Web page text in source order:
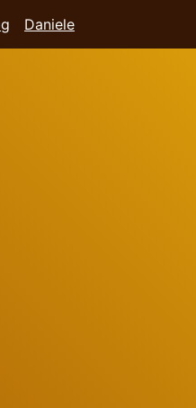
Daniele